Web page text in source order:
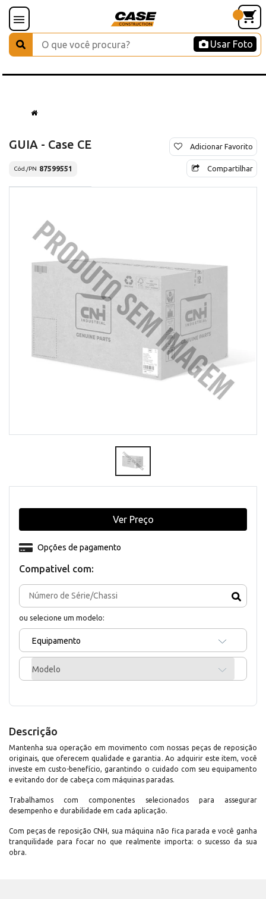
Usar Foto
GUIA - Case CE
Cód./PN 87599551
Adicionar Favorito
Compartilhar
Compativel com:
ou selecione um modelo:
Equipamento
Modelo
Opções de pagamento
Ver Preço
Descrição
Mantenha sua operação em movimento com nossas peças de reposição
originais, que oferecem qualidade e garantia. Ao adquirir este item, você
investe em custo-benefício, garantindo o cuidado com seu equipamento
e evitando dor de cabeça com máquinas paradas.
Trabalhamos com componentes selecionados para assegurar
desempenho e durabilidade em cada aplicação.
Com peças de reposição CNH, sua máquina não fica parada e você ganha
tranquilidade para focar no que realmente importa: o sucesso da sua
obra.